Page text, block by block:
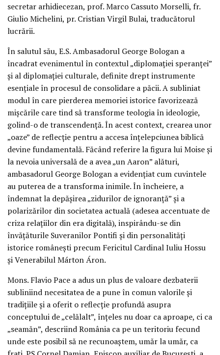
secretar arhidiecezan, prof. Marco Cassuto Morselli, fr.
Giulio Michelini, pr. Cristian Virgil Bulai, traducătorul
lucrării.
În salutul său, E.S. Ambasadorul George Bologan a
încadrat evenimentul în contextul „diplomației speranței”
și al diplomației culturale, definite drept instrumente
esențiale în procesul de consolidare a păcii. A subliniat
modul în care pierderea memoriei istorice favorizează
mișcările care tind să transforme teologia în ideologie,
golind-o de transcendență. În acest context, crearea unor
„oaze” de reflecție pentru a accesa înțelepciunea biblică
devine fundamentală. Făcând referire la figura lui Moise și
la nevoia universală de a avea „un Aaron” alături,
ambasadorul George Bologan a evidențiat cum cuvintele
au puterea de a transforma inimile. În încheiere, a
îndemnat la depășirea „zidurilor de ignoranță” și a
polarizărilor din societatea actuală (adesea accentuate de
criza relațiilor din era digitală), inspirându-se din
învățăturile Suveranilor Pontifi și din personalități
istorice românești precum Fericitul Cardinal Iuliu Hossu
și Venerabilul Márton Áron.
Mons. Flavio Pace a adus un plus de valoare dezbaterii
subliniind necesitatea de a pune în comun valorile și
tradițiile și a oferit o reflecție profundă asupra
conceptului de „celălalt”, înțeles nu doar ca aproape, ci ca
„seamăn”, descriind România ca pe un teritoriu fecund
unde este posibil să ne recunoaștem, umăr la umăr, ca